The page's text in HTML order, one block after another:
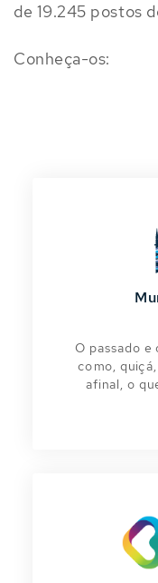
de 19.245 postos
Conheça-os:
O passado e
como,
afinal, o